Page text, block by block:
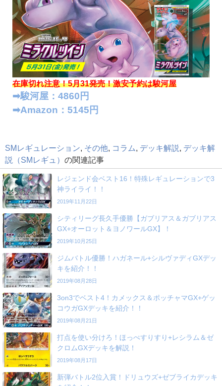
在庫切れ注意！5月31発売！激安予約は駿河屋
➡︎駿河屋：4860円
➡︎Amazon：5145円
SMレギュレーション その他 コラム デッキ解説
デッキ解
説（SMレギュ） の関連記事
レジェンド会ベスト16！特殊レギュレーションで3
神ライライ！！
2019年11月22日
シティリーグ長久手優勝【ガブリアス＆ガブリアス
GX+オーロット＆ヨノワールGX】！
2019年10月25日
ジムバトル優勝！ハガネール+シルヴァディGXデッ
キを紹介！！
2019年08月28日
3on3でベスト4！カメックス＆ポッチャマGX+ゲッ
コウガGXデッキを紹介！！
2019年08月21日
打点を使い分けろ！ほっぺすりすり+レシラム＆ゼ
クロムGXデッキを解説！
2019年08月17日
新弾バトル2位入賞！ドリュウズ+ゼブライカデッキ